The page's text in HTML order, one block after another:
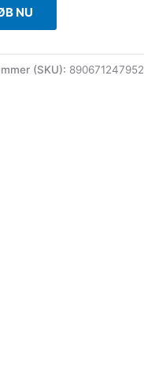
NU
(SKU):